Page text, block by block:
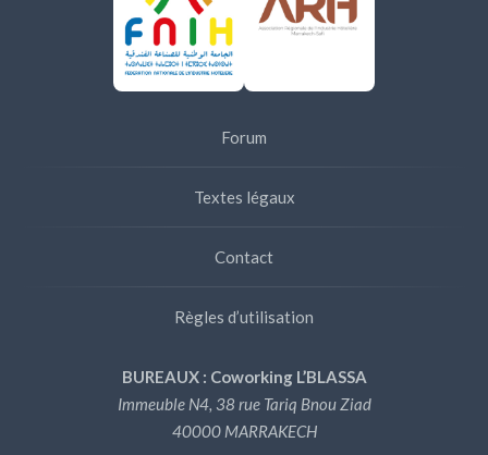
Forum
Textes légaux
Contact
Règles d’utilisation
BUREAUX : Coworking L’BLASSA
Immeuble N4, 38 rue Tariq Bnou Ziad
40000 MARRAKECH